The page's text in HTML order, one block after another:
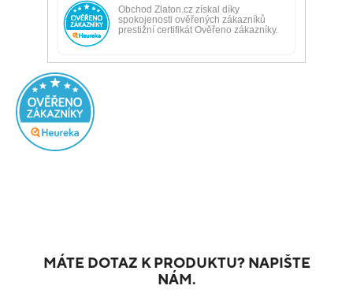
MÁTE DOTAZ K PRODUKTU? NAPIŠTE
NÁM.